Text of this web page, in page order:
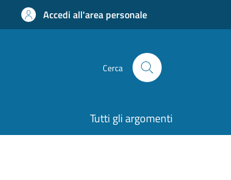
Accedi all'area personale
Cerca
Tutti gli argomenti